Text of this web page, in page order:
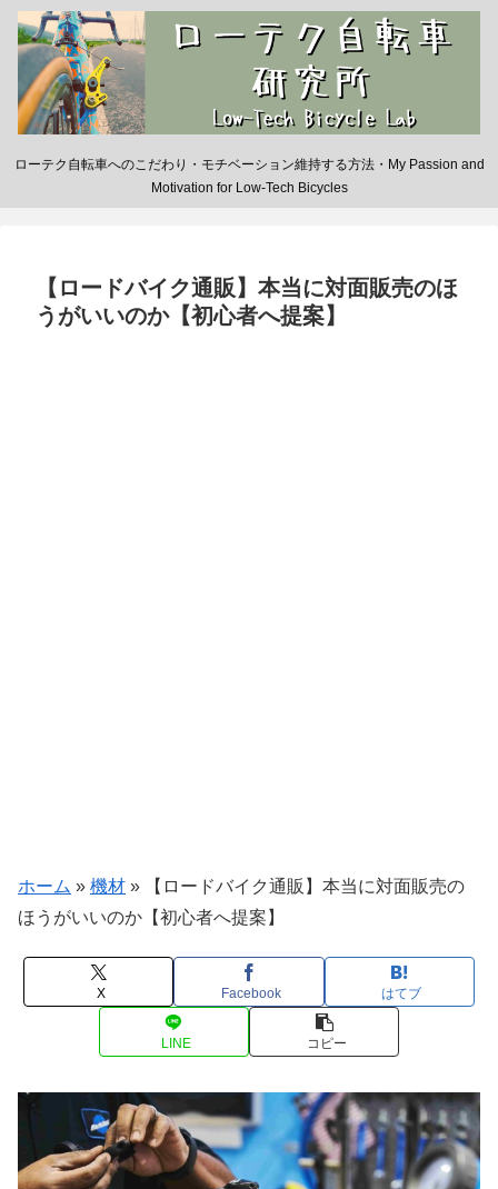
ローテク自転車へのこだわり・モチベーション維持する方法・My Passion and
Motivation for Low-Tech Bicycles
【ロードバイク通販】本当に対面販売のほ
うがいいのか【初心者へ提案】
ホーム » 機材 » 【ロードバイク通販】本当に対面販売の
ほうがいいのか【初心者へ提案】
X Facebook はてブ
LINE コピー